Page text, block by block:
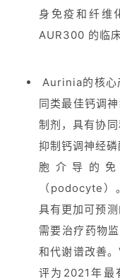
身免疫和纤维
AUR300 的临
Aurinia的核心
同类最佳钙调
制剂，具有协
抑制钙调神经
胞介导的
（podocyte
具有更加可预
需要治疗药物
和代谢谱改善
评为2021年最